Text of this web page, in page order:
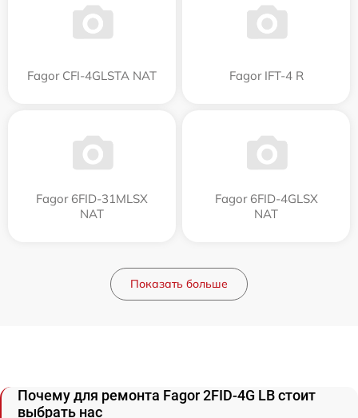
Fagor CFI-4GLSTA NAT Fagor IFT-4 R
Fagor 6FID-31MLSX
NAT
Fagor 6FID-4GLSX
NAT
Показать больше
Почему для ремонта Fagor 2FID-4G LB стоит
выбрать нас